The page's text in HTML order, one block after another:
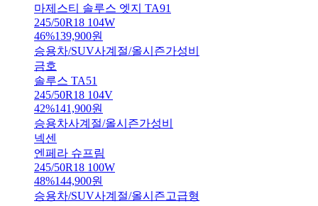
마제스티 솔루스 엣지 TA91
245/50R18 104W
46%139,900원
승용차/SUV사계절/올시즌가성비
금호
솔루스 TA51
245/50R18 104V
42%141,900원
승용차사계절/올시즌가성비
넥센
엔페라 슈프림
245/50R18 100W
48%144,900원
승용차/SUV사계절/올시즌고급형